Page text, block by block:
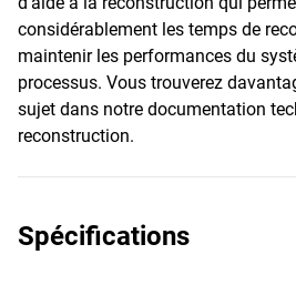
considérablement les temps de
maintenir les performances du
processus. Vous trouverez
sujet dans notre documentation
reconstruction.
Spécifications